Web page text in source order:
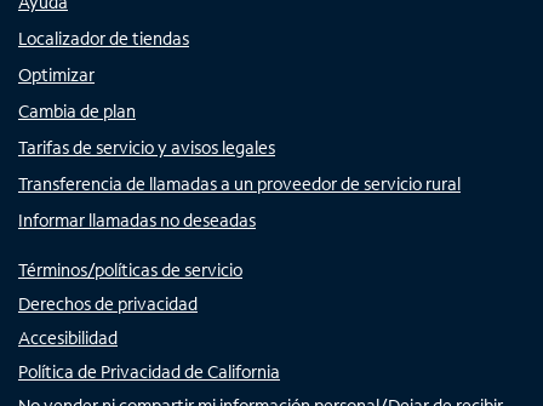
Localizador de tiendas
Optimizar
Cambia de plan
Tarifas de servicio y avisos legales
Transferencia de llamadas a un proveedor de servicio rural
Informar llamadas no deseadas
Términos/políticas de servicio
Derechos de privacidad
Accesibilidad
Política de Privacidad de California